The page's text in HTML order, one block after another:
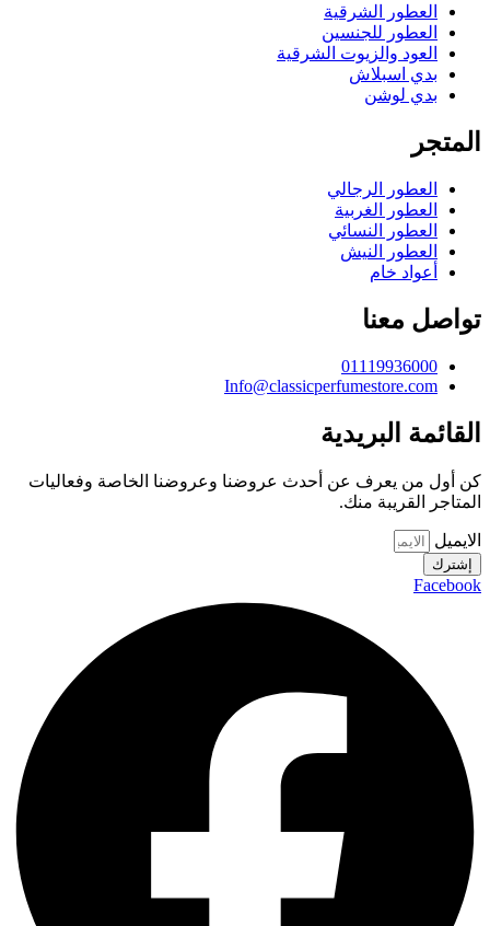
العطور الشرقية
العطور للجنسين
العود والزيوت الشرقية
بدي اسبلاش
بدي لوشن
المتجر
العطور الرجالي
العطور الغربية
العطور النسائي
العطور النيش
أعواد خام
تواصل معنا
01119936000
Info@classicperfumestore.com
القائمة البريدية
كن أول من يعرف عن أحدث عروضنا وعروضنا الخاصة وفعاليات
المتاجر القريبة منك.
الايميل
إشترك
Facebook